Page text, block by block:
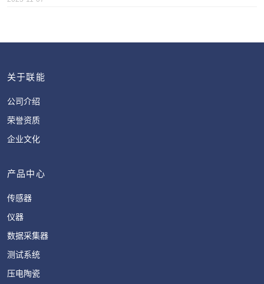
关于联能
公司介绍
荣誉资质
企业文化
产品中心
传感器
仪器
数据采集器
测试系统
压电陶瓷